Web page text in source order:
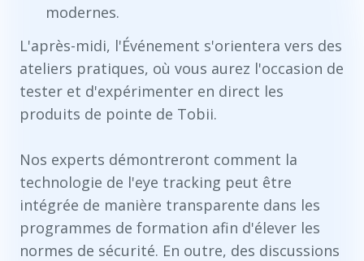
modernes.
L'après-midi, l'Événement s'orientera vers des
ateliers pratiques, où vous aurez l'occasion de
tester et d'expérimenter en direct les
produits de pointe de Tobii.
Nos experts démontreront comment la
technologie de l'eye tracking peut être
intégrée de manière transparente dans les
programmes de formation afin d'élever les
normes de sécurité. En outre, des discussions